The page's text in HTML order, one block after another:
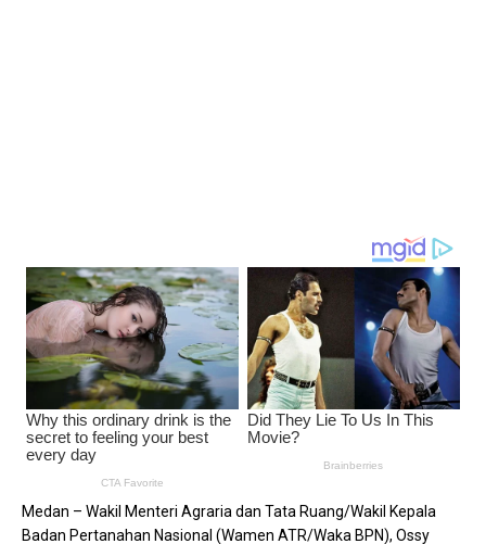
​Medan – Wakil Menteri Agraria dan Tata Ruang/Wakil Kepala
Badan Pertanahan Nasional (Wamen ATR/Waka BPN), Ossy